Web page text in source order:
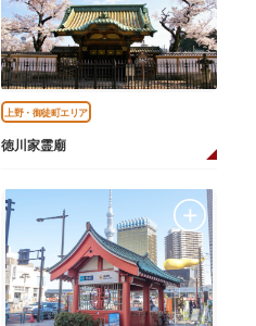
上野・御徒町エリア
徳川家霊廟